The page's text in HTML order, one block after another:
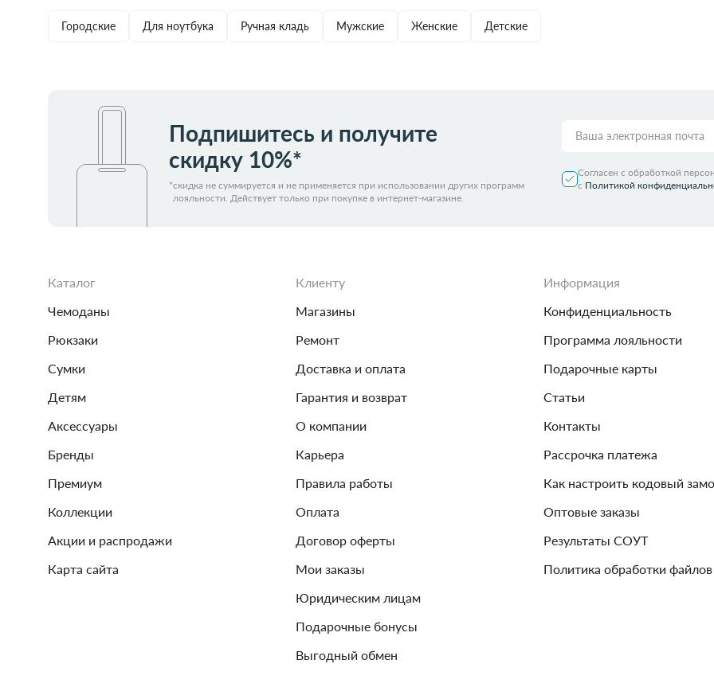
Городские
Для ноутбука Ручная кладь Мужские Женские Детские
Подпишитесь и получите
скидку 10%*
*скидка не суммируется и не применяется при использовании других программ
лояльности. Действует только при покупке в интернет-магазине.
Согласен с обработкой
с Политикой
Каталог
Чемоданы
Рюкзаки
Сумки
Детям
Аксессуары
Бренды
Премиум
Коллекции
Акции и распродажи
Карта сайта
Клиенту
Магазины
Ремонт
Доставка и оплата
Гарантия и возврат
О компании
Карьера
Правила работы
Оплата
Договор оферты
Мои заказы
Юридическим лицам
Подарочные бонусы
Выгодный обмен
Информация
Конфиденциальность
Программа лояльности
Подарочные карты
Статьи
Контакты
Рассрочка платежа
Как настроить кодовый
Оптовые заказы
Результаты СОУТ
Политика обработки файлов